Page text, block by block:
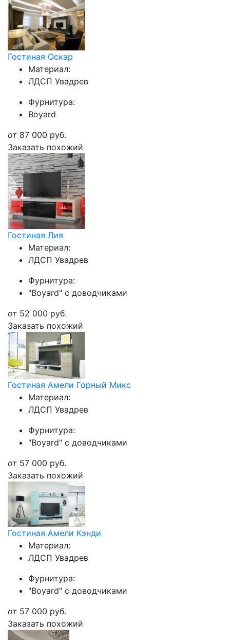
Гостиная Оскар
Материал:
ЛДСП Увадрев
Фурнитура:
Boyard
от 87 000 руб.
Заказать похожий
Гостиная Лия
Материал:
ЛДСП Увадрев
Фурнитура:
"Boyard" с доводчиками
от 52 000 руб.
Заказать похожий
Гостиная Амели Горный Микс
Материал:
ЛДСП Увадрев
Фурнитура:
"Boyard" с доводчиками
от 57 000 руб.
Заказать похожий
Гостиная Амели Кэнди
Материал:
ЛДСП Увадрев
Фурнитура:
"Boyard" с доводчиками
от 57 000 руб.
Заказать похожий